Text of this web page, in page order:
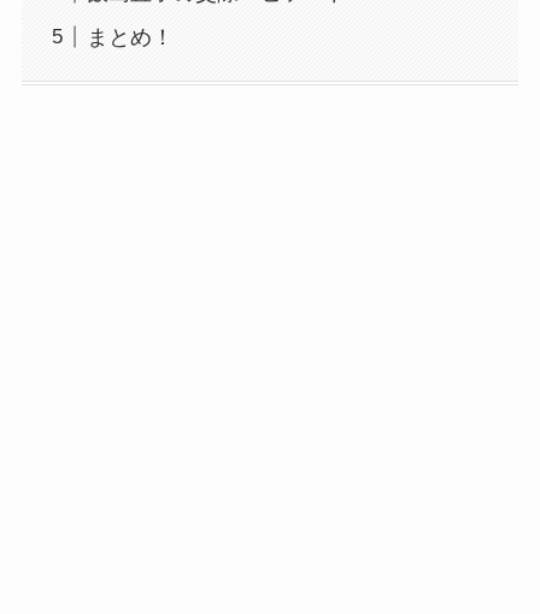
まとめ！